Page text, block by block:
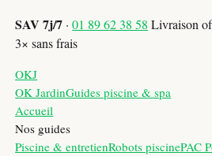
SAV 7j/7 ·01 89 62 38 58 Livraison
3× sans frais
OKJ
OK JardinGuides piscine & spa
Accueil
Nos guides
Piscine & entretienRobots piscinePAC